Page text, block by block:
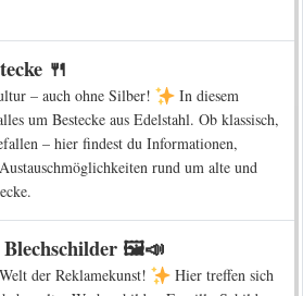
🍴
– auch ohne Silber!
In diesem
um Bestecke aus Edelstahl. Ob klassisch,
– hier findest du Informationen,
rund um alte und
Blechschilder 🖼️📣
der Reklamekunst!
Hier treffen sich